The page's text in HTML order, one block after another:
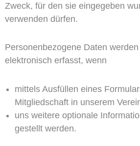
Zweck, für den sie eingegeben
verwenden dürfen.
Personenbezogene Daten
elektronisch erfasst, wenn
mittels Ausfüllen eines
Mitgliedschaft in unserem
uns weitere optionale
gestellt werden.